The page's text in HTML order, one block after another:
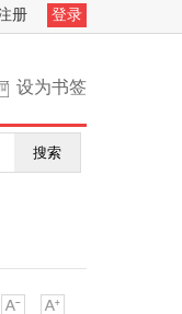
册 登录
设为书签
搜索